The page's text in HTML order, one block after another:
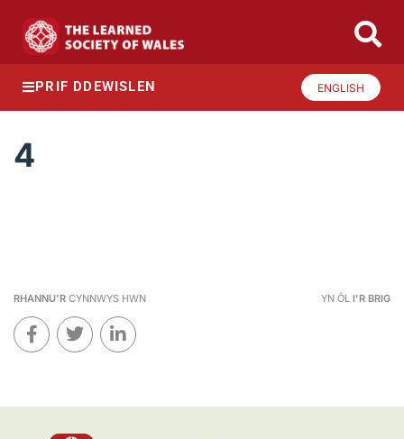
PRIF DDEWISLEN ENGLISH
4
RHANNU'R CYNNWYS HWN YN ÔL I'R BRIG